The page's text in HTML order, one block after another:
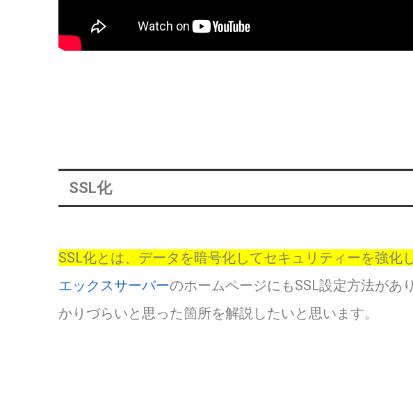
SSL化
SSL化とは、データを暗号化してセキュリティーを強化
エックスサーバーのホームページにもSSL設定方法があ
かりづらいと思った箇所を解説したいと思います。